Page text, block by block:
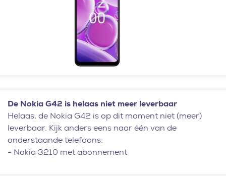
De Nokia G42 is helaas niet meer leverbaar
Helaas, de Nokia G42 is op dit moment niet (meer)
leverbaar. Kijk anders eens naar één van de
onderstaande telefoons:
- Nokia 3210 met abonnement